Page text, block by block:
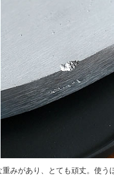
みがあり、とても頑丈。使う